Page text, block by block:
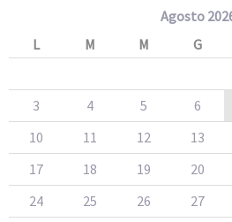
Agosto
L
M M G
3
4 5 6
10
11 12 13
17
18 19 20
24
25 26 27